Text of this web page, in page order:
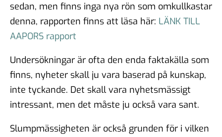
sedan, men finns inga nya rön som omkullkastar
denna, rapporten finns att läsa här: LÄNK TILL
AAPORS rapport
Undersökningar är ofta den enda faktakälla som
finns, nyheter skall ju vara baserad på kunskap,
inte tyckande. Det skall vara nyhetsmässigt
intressant, men det måste ju också vara sant.
Slumpmässigheten är också grunden för i vilken